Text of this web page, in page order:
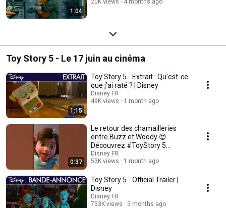
1:04
Toy Story 5 - Le 17 juin au cinéma
1:15
Toy Story 5 - Extrait : Qu’est-ce
que j’ai raté ? | Disney
Disney FR
49K views
1 month ago
0:37
Le retour des chamailleries
entre Buzz et Woody 😍
Découvrez #ToyStory 5
actuellement au cinéma.
Disney FR
53K views
1 month ago
Toy Story 5 - Official Trailer |
Disney
Disney FR
753K views
5 months ago